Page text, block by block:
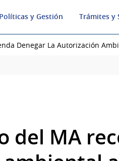
Políticas y Gestión Trámites y
Denegar La Autorización
del MA